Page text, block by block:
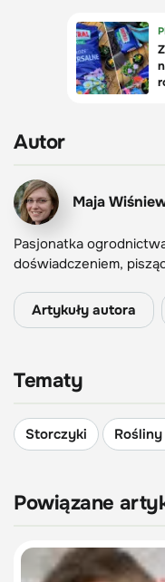
Autor
Maja
Pasjonatka
doświadczeniem,
Artykuły autora
Tematy
Storczyki
Powiązane